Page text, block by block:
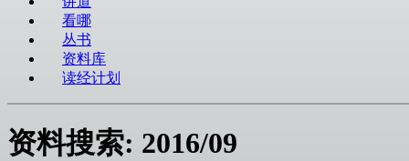
看哪
丛书
资料库
读经计划
资料搜索: 2016/09